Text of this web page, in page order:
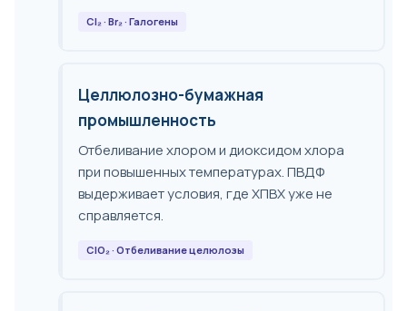
Cl₂ · Br₂ · Галогены
Целлюлозно-бумажная
промышленность
Отбеливание хлором и диоксидом хлора
при повышенных температурах. ПВДФ
выдерживает условия, где ХПВХ уже не
справляется.
ClO₂ · Отбеливание целюлозы